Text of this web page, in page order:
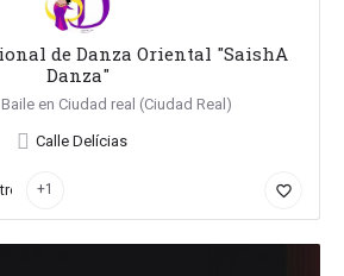
de Danza Oriental "SaishA
Danza"
en Ciudad real (Ciudad Real)
Calle Delícias
+1 favorite_border